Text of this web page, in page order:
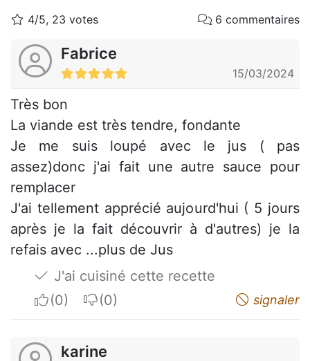
4/5, 23 votes 6 commentaires
Fabrice
15/03/2024
Très bon
La viande est très tendre, fondante
Je me suis loupé avec le jus ( pas
assez)donc j'ai fait une autre sauce pour
remplacer
J'ai tellement apprécié aujourd'hui ( 5 jours
après je la fait découvrir à d'autres) je la
refais avec ...plus de Jus
J'ai cuisiné cette recette
I apreciateI do not appreciate signaler
karine